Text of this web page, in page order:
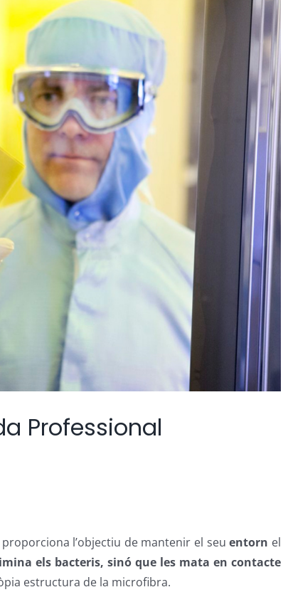
Professional
proporciona l’objectiu de mantenir el seuentorn el
els bacteris, sinó que les mata en contacte
estructura de la microfibra.